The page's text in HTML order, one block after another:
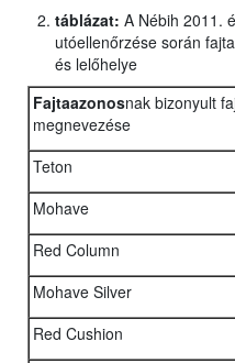
táblázat: A Nébih 2011.
utóellenőrzése során
és lelőhelye
Fajtaazonosnak bizonyult
megnevezése
Teton
Mohave
Red Column
Mohave Silver
Red Cushion